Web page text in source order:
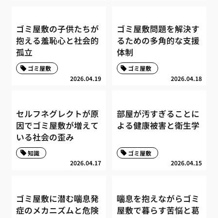
ゴミ屋敷の子供たちが
抱える羞恥心と社会的
孤立
2026.04.19
ゴミ屋敷
ゴミ屋敷問題を解決す
るための多角的な支援
体制
2026.04.18
ゴミ屋敷
セルフネグレクトが原
因でゴミ屋敷が増えて
いる社会の歪み
2026.04.17
知識
部屋が汚すぎることに
よる健康被害と衛生学
2026.04.15
ゴミ屋敷
ゴミ屋敷に潜む喘息発
症のメカニズムと危険
喘息を抱えながらゴミ
屋敷で暮らす苦悩と葛